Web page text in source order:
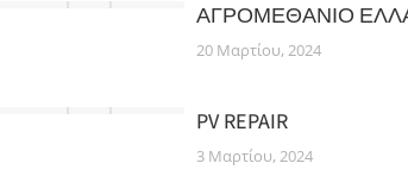
ΑΓΡΟΜΕΘΑΝΙΟ
20 Μαρτίου, 2024
PV REPAIR
3 Μαρτίου, 2024